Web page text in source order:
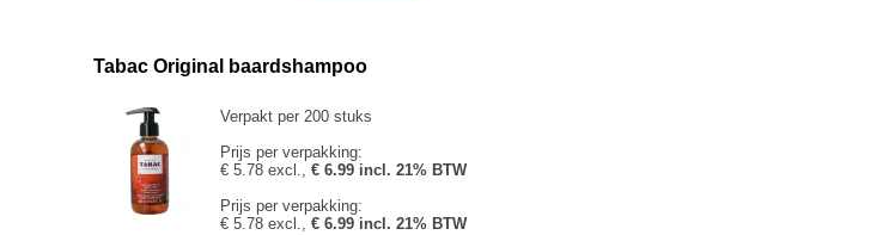
Tabac Original baardshampoo
Verpakt per 200 stuks
Prijs per verpakking:
€ 5.78 excl., € 6.99 incl. 21% BTW
Prijs per verpakking:
€ 5.78 excl., € 6.99 incl. 21% BTW